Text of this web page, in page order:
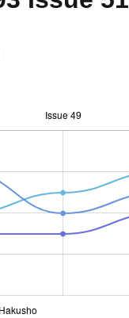
Issue 49